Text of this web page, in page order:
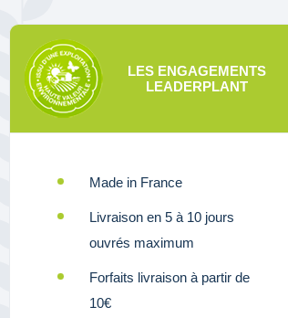
LES ENGAGEMENTS
LEADERPLANT
Made in France
Livraison en 5 à 10 jours
ouvrés maximum
Forfaits livraison à partir de
10€